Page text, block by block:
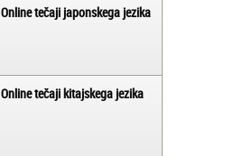
Online tečaji japonskega jezika
Online tečaji kitajskega jezika